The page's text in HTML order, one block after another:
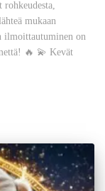
rohkeudesta,
mukaan
ilmoittautuminen on
🔥 💫 Kevät